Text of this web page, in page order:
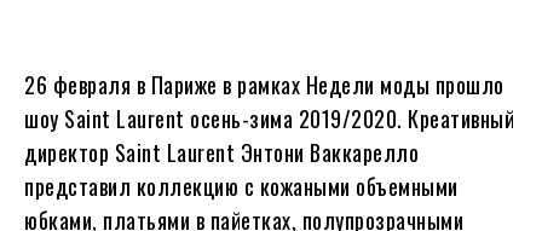
26 февраля в Париже в рамках Недели моды прошло
шоу Saint Laurent осень-зима 2019/2020. Креативный
директор Saint Laurent Энтони Ваккарелло
представил коллекцию с кожаными объемными
юбками, платьями в пайетках, полупрозрачными